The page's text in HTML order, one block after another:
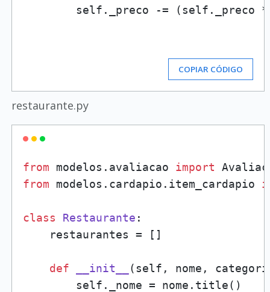
self._preco -= (self._preco
COPIAR CÓDIGO
restaurante.py
from modelos.avaliacao import
from modelos.cardapio.item_cardapio
class Restaurante :
    restaurantes = []
def __init__ (self, nome,
        self._nome = nome.title()